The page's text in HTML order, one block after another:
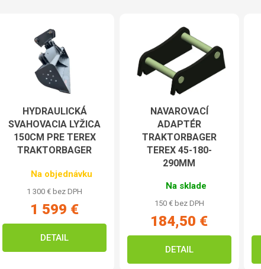
HYDRAULICKÁ
SVAHOVACIA LYŽICA
150CM PRE TEREX
TRAKTORBAGER
Na objednávku
1 300 € bez DPH
1 599 €
DETAIL
NAVAROVACÍ
ADAPTÉR
TRAKTORBAGER
TEREX 45-180-
290MM
Na sklade
150 € bez DPH
184,50 €
DETAIL